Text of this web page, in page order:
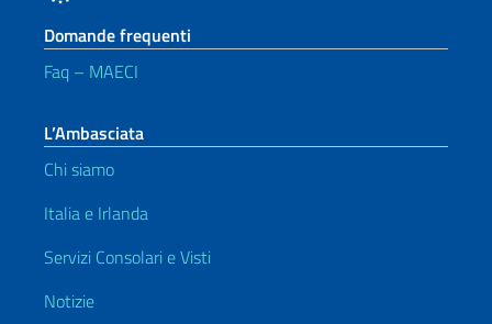
Domande frequenti
Faq – MAECI
L’Ambasciata
Chi siamo
Italia e Irlanda
Servizi Consolari e Visti
Notizie